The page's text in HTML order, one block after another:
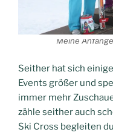
Meine
Seither hat sich
Events größer und
immer mehr
zähle seither auch
Ski Cross begleiten